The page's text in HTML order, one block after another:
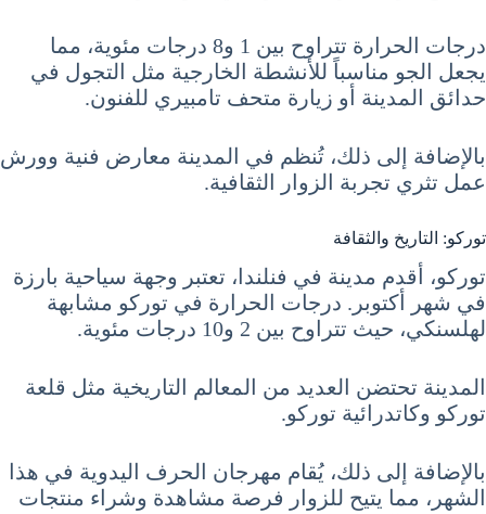
درجات الحرارة تتراوح بين 1 و8 درجات مئوية، مما
يجعل الجو مناسباً للأنشطة الخارجية مثل التجول في
حدائق المدينة أو زيارة متحف تامبيري للفنون.
بالإضافة إلى ذلك، تُنظم في المدينة معارض فنية وورش
عمل تثري تجربة الزوار الثقافية.
توركو: التاريخ والثقافة
توركو، أقدم مدينة في فنلندا، تعتبر وجهة سياحية بارزة
في شهر أكتوبر. درجات الحرارة في توركو مشابهة
لهلسنكي، حيث تتراوح بين 2 و10 درجات مئوية.
المدينة تحتضن العديد من المعالم التاريخية مثل قلعة
توركو وكاتدرائية توركو.
بالإضافة إلى ذلك، يُقام مهرجان الحرف اليدوية في هذا
الشهر، مما يتيح للزوار فرصة مشاهدة وشراء منتجات